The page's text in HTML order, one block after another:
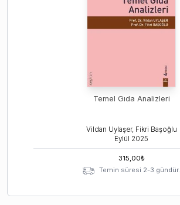
Temel Gıda Analizleri
Vildan Uylaşer, Fikri Başoğlu
Eylül 2025
315,00₺
Temin süresi 2-3 gündür.